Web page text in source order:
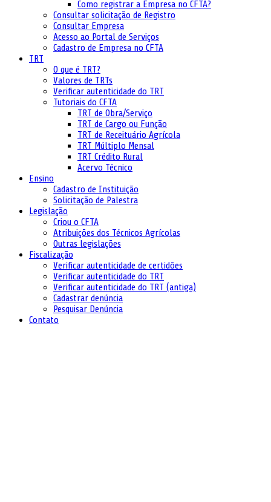
Como registrar a Empresa no CFTA?
Consultar solicitação de Registro
Consultar Empresa
Acesso ao Portal de Serviços
Cadastro de Empresa no CFTA
TRT
O que é TRT?
Valores de TRTs
Verificar autenticidade do TRT
Tutoriais do CFTA
TRT de Obra/Serviço
TRT de Cargo ou Função
TRT de Receituário Agrícola
TRT Múltiplo Mensal
TRT Crédito Rural
Acervo Técnico
Ensino
Cadastro de Instituição
Solicitação de Palestra
Legislação
Criou o CFTA
Atribuições dos Técnicos Agrícolas
Outras legislações
Fiscalização
Verificar autenticidade de certidões
Verificar autenticidade do TRT
Verificar autenticidade do TRT (antiga)
Cadastrar denúncia
Pesquisar Denúncia
Contato